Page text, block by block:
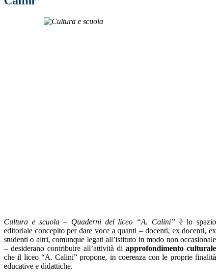
Cultura e scuola– Quaderni del liceo “A. Calini”è lo spazio
editoriale concepito per dare voce a quanti – docenti, ex docenti, ex
studenti o altri, comunque legati all’istituto in modo non occasionale
– desiderano contribuire all’attività di approfondimento culturale
che il liceo “A. Calini” propone, in coerenza con le proprie finalità
educative e didattiche.